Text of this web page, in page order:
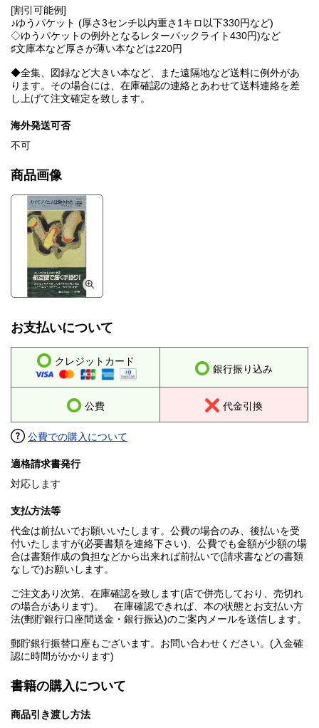
[割引可能例]
♪ゆうパケット (厚さ3センチ以内重さ1キロ以下330円など)
◇ゆうパケットの例外となるレターパックライト430円)など
♯文庫本など厚さが薄い本などは220円
◆全集、図録など大きい本など、また遠隔地など送料に例外があ
ります。その場合には、在庫確認の連絡とあわせて送料連絡を差
し上げて注文確定を致します。
海外発送可否
不可
商品画像
お支払いについて
クレジットカード
銀行振り込み
公費 代金引換
公費での購入について
適格請求書発行
対応します
支払方法等
代金は前払いでお願いいたします。公費の場合のみ、後払いを受
付いたしますが(必要書類を連絡下さい)、公費でも金額が少額の場
合は書類作成の負担などから出来れば前払いで(請求書などの書類
なしで)お願いします。
ご注文あり次第、在庫確認を致します(店で併売しており、売切れ
の場合があります)。 在庫確認できれば、本の状態とお支払い方
法(郵貯銀行口座間送金・銀行振込)のご案内メールを送信します。
郵貯銀行振替口座もございます。お問い合わせください。(入金確
認に時間がかかります)
書籍の購入について
商品引き渡し方法